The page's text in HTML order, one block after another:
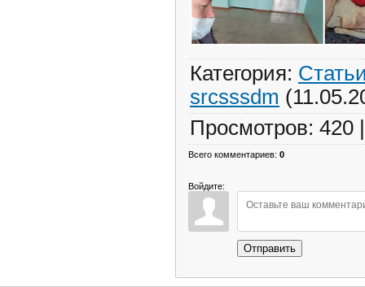
Категория:
srcsssdm
Просмотров: 420
Всего комментариев: 0
Войдите:
Отправить